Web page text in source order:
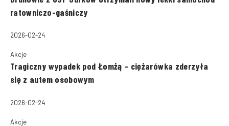
ratowniczo-gaśniczy
2026-02-24
Akcje
Tragiczny wypadek pod Łomżą – ciężarówka zderzyła
się z autem osobowym
2026-02-24
Akcje